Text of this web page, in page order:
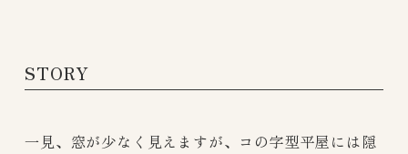
STORY
一見、窓が少なく見えますが、コの字型平屋には隠